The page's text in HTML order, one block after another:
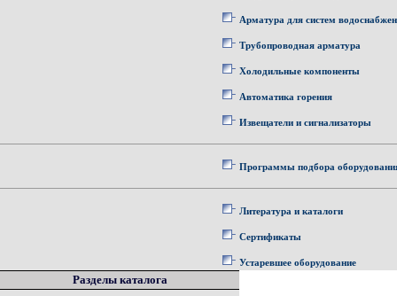
Арматура для систем
Трубопроводная арматура
Холодильные компоненты
Автоматика горения
Извещатели и сигнализаторы
Программы подбора
Литература и каталоги
Сертификаты
Устаревшее оборудование
Разделы каталога